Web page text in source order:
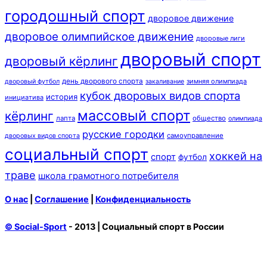
городошный спорт дворовое движение
дворовое олимпийское движение дворовые лиги
дворовый кёрлинг дворовый спорт
дворовый футбол день дворового спорта закаливание зимняя олимпиада
инициатива история кубок дворовых видов спорта
кёрлинг лапта массовый спорт общество олимпиада
дворовых видов спорта русские городки самоуправление
социальный спорт спорт футбол хоккей на
траве школа грамотного потребителя
О нас Соглашение Конфиденциальность
© Social-Sport - 2013 | Социальный спорт в России